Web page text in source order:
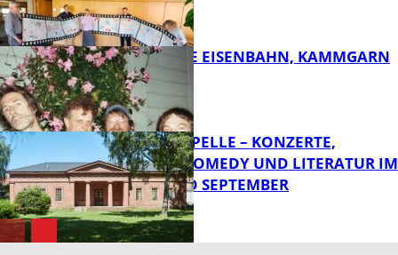
FB Kultur
FB Kultur
FB Kultur
DIE HÖCHSTE EISENBAHN, KAMMGARN
FRIEDENSKAPELLE – KONZERTE,
KABARETT, COMEDY UND LITERATUR IM
AUGUST UND SEPTEMBER